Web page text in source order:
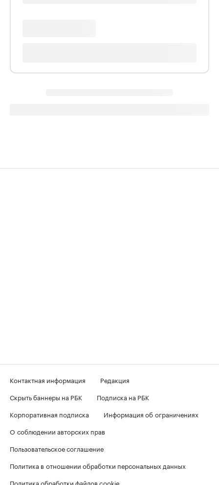
Контактная информация
Редакция
Скрыть баннеры на РБК
Подписка на РБК
Корпоративная подписка
Информация об ограничениях
О соблюдении авторских прав
Пользовательское соглашение
Политика в отношении обработки персональных данных
Политика обработки файлов cookie